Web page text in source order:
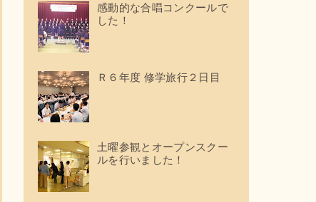
感動的な合唱コンクールで
した！
Ｒ６年度 修学旅行２日目
土曜参観とオープンスクー
ルを行いました！